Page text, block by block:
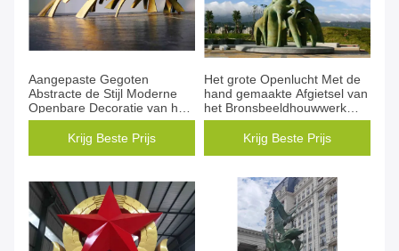
Aangepaste Gegoten
Abstracte de Stijl Moderne
Openbare Decoratie van het
Metaalbeeldhouwwerk
Krijg Beste Prijs
Het grote Openlucht Met de
hand gemaakte Afgietsel van
het Bronsbeeldhouwwerk
eindigt voor Pleindecoratie
Krijg Beste Prijs